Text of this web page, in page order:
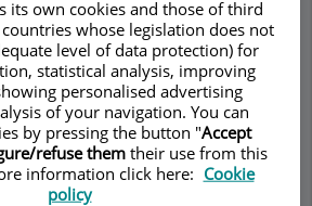
– CIRURGIA
ADULTS
ContacteDades d'interèsHorari
Demanar Cita
its own cookies and those of third
whose legislation does not
level of data protection) for
statistical analysis, improving
personalised advertising
of your navigation. You can
by pressing the button "Accept
refuse themtheir use from this
information click here: Cookie
policy